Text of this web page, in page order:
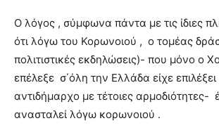
Ο λόγος , σύμφωνα πάντα με τις ίδιες
ότι λόγω του Κορωνοιού , ο τομέας
πολιτιστικές εκδηλώσεις)- που μόνο ο
επέλεξε σ΄όλη την Ελλάδα είχε επιλέξει
αντιδήμαρχο με τέτοιες αρμοδιότητες-
ανασταλεί λόγω κορωνοιού .